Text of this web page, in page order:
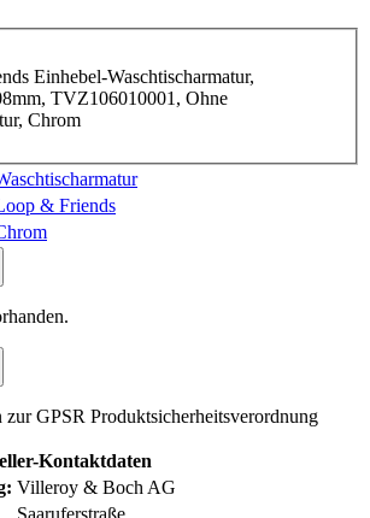
Einhebel-Waschtischarmatur,
TVZ106010001, Ohne
Chrom
& Friends
GPSR Produktsicherheitsverordnung
Kontaktdaten
Villeroy & Boch AG
Saaruferstraße